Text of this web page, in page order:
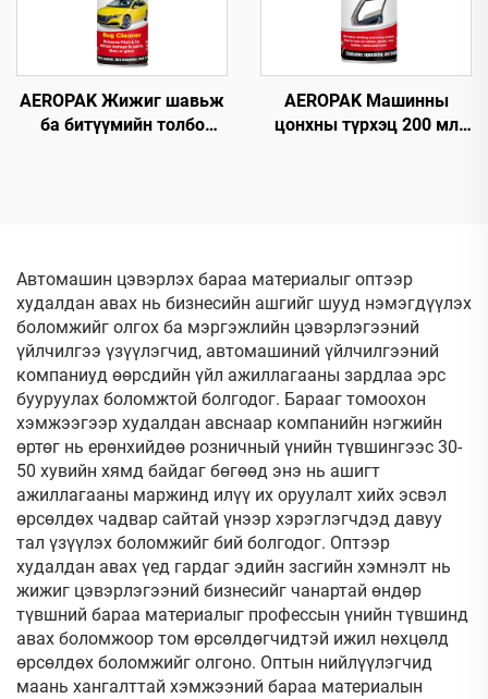
AEROPAK Жижиг шавьж
ба битүүмийн толбо
AEROPAK Машинны
цонхны түрхэц 200 мл
Автомашин цэвэрлэх бараа материалыг оптээр
худалдан авах нь бизнесийн ашгийг шууд нэмэгдүүлэх
боломжийг олгох ба мэргэжлийн цэвэрлэгээний
үйлчилгээ үзүүлэгчид, автомашиний үйлчилгээний
компаниуд өөрсдийн үйл ажиллагааны зардлаа эрс
бууруулах боломжтой болгодог. Барааг томоохон
хэмжээгээр худалдан авснаар компанийн нэгжийн
өртөг нь ерөнхийдөө розничный үнийн түвшингээс 30-
50 хувийн хямд байдаг бөгөөд энэ нь ашигт
ажиллагааны маржинд илүү их оруулалт хийх эсвэл
өрсөлдөх чадвар сайтай үнээр хэрэглэгчдэд давуу
тал үзүүлэх боломжийг бий болгодог. Оптээр
худалдан авах үед гардаг эдийн засгийн хэмнэлт нь
жижиг цэвэрлэгээний бизнесийг чанартай өндөр
түвшний бараа материалыг профессын үнийн түвшинд
авах боломжоор том өрсөлдөгчидтэй ижил нөхцөлд
өрсөлдөх боломжийг олгоно. Оптын нийлүүлэгчид
маань хангалттай хэмжээний бараа материалын